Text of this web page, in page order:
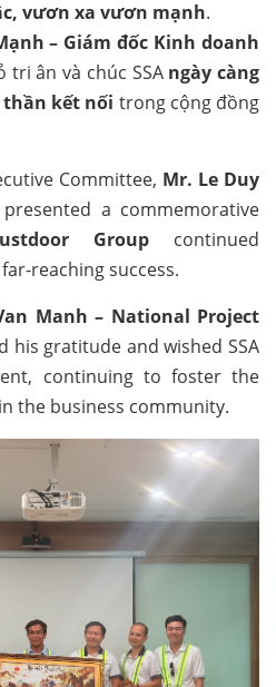
vươn xa vươn mạnh.
– Giám đốc Kinh doanh
tri ân và chúc SSA ngày càng
kết nối trong cộng đồng
Committee, Mr. Le Duy
presented a commemorative
Groupcontinued
reaching success.
Manh – National Project
his gratitude and wished SSA
continuing to foster the
the business community.